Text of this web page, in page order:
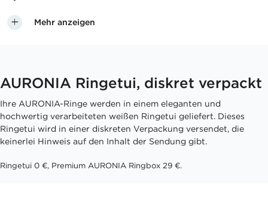
Mehr anzeigen
AURONIA Ringetui, diskret verpackt
Ihre AURONIA-Ringe werden in einem eleganten und
hochwertig verarbeiteten weißen Ringetui geliefert. Dieses
Ringetui wird in einer diskreten Verpackung versendet, die
keinerlei Hinweis auf den Inhalt der Sendung gibt.
Ringetui 0 €, Premium AURONIA Ringbox 29 €.